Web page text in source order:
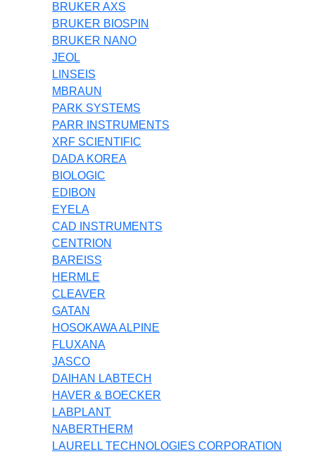
BRUKER AXS
BRUKER BIOSPIN
BRUKER NANO
JEOL
LINSEIS
MBRAUN
PARK SYSTEMS
PARR INSTRUMENTS
XRF SCIENTIFIC
DADA KOREA
BIOLOGIC
EDIBON
EYELA
CAD INSTRUMENTS
CENTRION
BAREISS
HERMLE
CLEAVER
GATAN
HOSOKAWA ALPINE
FLUXANA
JASCO
DAIHAN LABTECH
HAVER & BOECKER
LABPLANT
NABERTHERM
LAURELL TECHNOLOGIES CORPORATION